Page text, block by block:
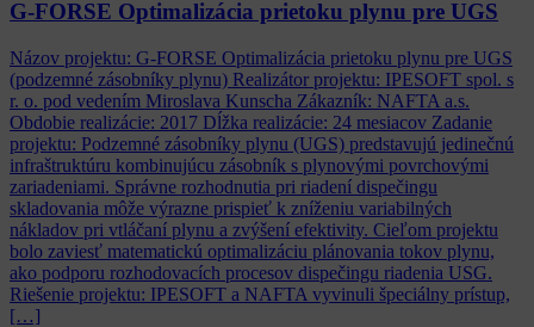
G-FORSE Optimalizácia prietoku plynu pre UGS
Názov projektu: G-FORSE Optimalizácia prietoku plynu pre UGS
(podzemné zásobníky plynu) Realizátor projektu: IPESOFT spol. s
r. o. pod vedením Miroslava Kunscha Zákazník: NAFTA a.s.
Obdobie realizácie: 2017 Dĺžka realizácie: 24 mesiacov Zadanie
projektu: Podzemné zásobníky plynu (UGS) predstavujú jedinečnú
infraštruktúru kombinujúcu zásobník s plynovými povrchovými
zariadeniami. Správne rozhodnutia pri riadení dispečingu
skladovania môže výrazne prispieť k zníženiu variabilných
nákladov pri vtláčaní plynu a zvýšení efektivity. Cieľom projektu
bolo zaviesť matematickú optimalizáciu plánovania tokov plynu,
ako podporu rozhodovacích procesov dispečingu riadenia USG.
Riešenie projektu: IPESOFT a NAFTA vyvinuli špeciálny prístup,
[…]